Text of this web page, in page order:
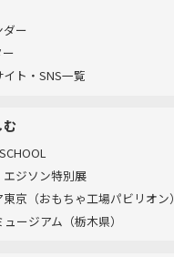
ー
ト・SNS一覧
エジソン特別展
京（おもちゃ工場パビリオン）​
ージアム（栃木県）